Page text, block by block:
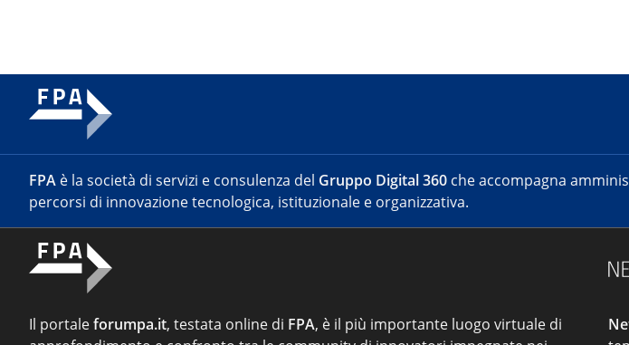
FPA è la società di servizi e consulenza del Gruppo Digital 360 che accompagna
percorsi di innovazione tecnologica, istituzionale e organizzativa.
Il portaleforumpa.it, testata online di FPA, è il più importante luogo virtuale di